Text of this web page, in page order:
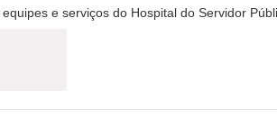
e serviços do Hospital do Servidor